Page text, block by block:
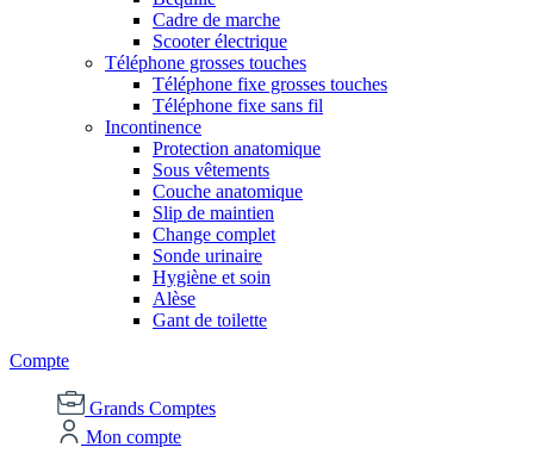
Cadre de marche
Scooter électrique
Téléphone grosses touches
Téléphone fixe grosses touches
Téléphone fixe sans fil
Incontinence
Protection anatomique
Sous vêtements
Couche anatomique
Slip de maintien
Change complet
Sonde urinaire
Hygiène et soin
Alèse
Gant de toilette
Compte
Grands Comptes
Mon compte